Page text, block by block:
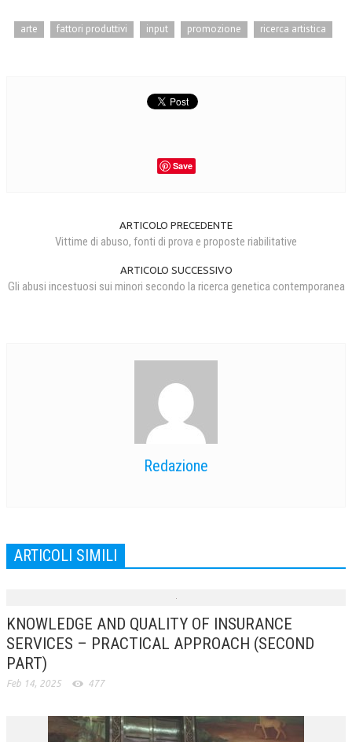
arte fattori produttivi input promozione ricerca artistica
Save
ARTICOLO PRECEDENTE
Vittime di abuso, fonti di prova e proposte riabilitative
ARTICOLO SUCCESSIVO
Gli abusi incestuosi sui minori secondo la ricerca genetica contemporanea
Redazione
ARTICOLI SIMILI
KNOWLEDGE AND QUALITY OF INSURANCE
SERVICES – PRACTICAL APPROACH (SECOND
PART)
Feb 14, 2025 477